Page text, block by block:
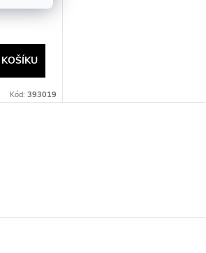
Kód: 393019